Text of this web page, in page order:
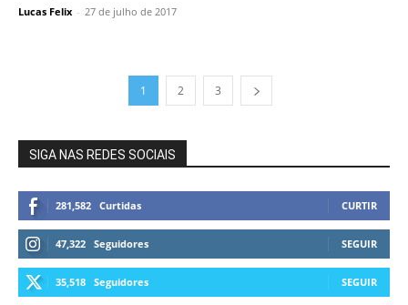
Lucas Felix - 27 de julho de 2017
1 2 3
SIGA NAS REDES SOCIAIS
281,582 Curtidas CURTIR
47,322 Seguidores SEGUIR
35,518 Seguidores SEGUIR